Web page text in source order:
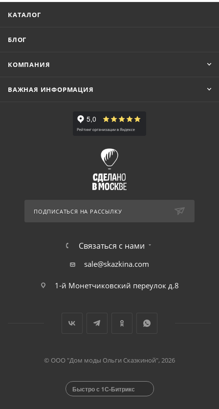
КАТАЛОГ
БЛОГ
КОМПАНИЯ
ВАЖНАЯ ИНФОРМАЦИЯ
ПОДПИСАТЬСЯ НА РАССЫЛКУ
Связаться с нами
sale@skazkina.com
1-й Монетчиковский переулок д.8
© ООО "Дом моды Ольги Сказкиной", 2026
Быстро с 1С-Битрикс